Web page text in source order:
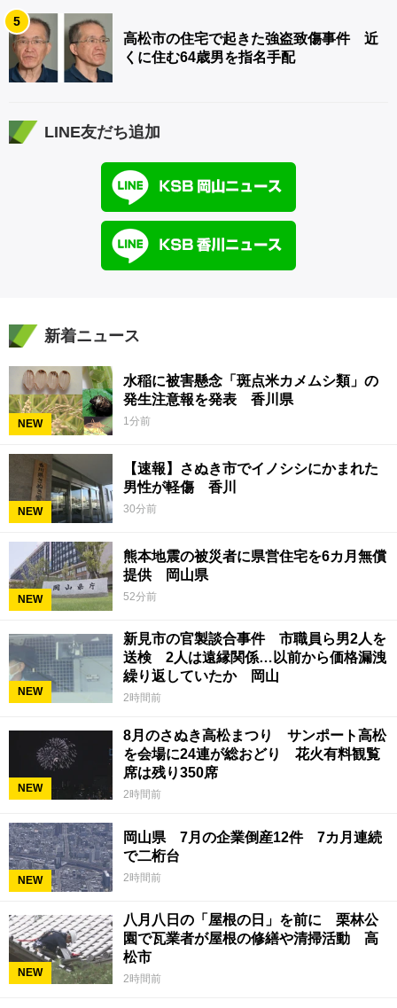
5
高松市の住宅で起きた強盗致傷事件 近
くに住む64歳男を指名手配
LINE友だち追加
新着ニュース
NEW
水稲に被害懸念「斑点米カメムシ類」の
発生注意報を発表 香川県
1分前
NEW
【速報】さぬき市でイノシシにかまれた
男性が軽傷 香川
30分前
NEW
熊本地震の被災者に県営住宅を6カ月無償
提供 岡山県
52分前
NEW
新見市の官製談合事件 市職員ら男2人を
送検 2人は遠縁関係…以前から価格漏洩
繰り返していたか 岡山
2時間前
NEW
8月のさぬき高松まつり サンポート高松
を会場に24連が総おどり 花火有料観覧
席は残り350席
2時間前
NEW
岡山県 7月の企業倒産12件 7カ月連続
で二桁台
2時間前
NEW
八月八日の「屋根の日」を前に 栗林公
園で瓦業者が屋根の修繕や清掃活動 高
松市
2時間前